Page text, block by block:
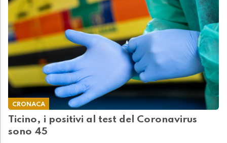
CRONACA
Ticino, i positivi al test del Coronavirus
sono 45